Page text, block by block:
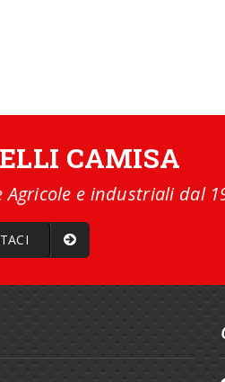
CAMISA
Agricole e industriali dal